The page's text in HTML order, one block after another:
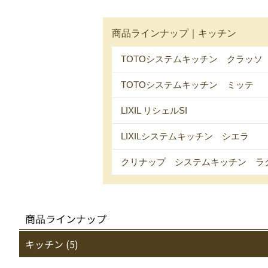
商品ラインナップ｜キッチン
TOTOシステムキッチン クラッソ
TOTOシステムキッチン ミッテ
LIXIL リシェルSI
LIXILシステムキッチン シエラ
クリナップ システムキッチン ラ
商品ラインナップ
キッチン (5)